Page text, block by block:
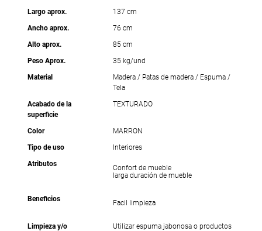
Largo aprox.
137 cm
Ancho aprox.
76 cm
Alto aprox.
85 cm
Peso Aprox.
35 kg/und
Material
Madera / Patas de madera / Espuma /
Tela
Acabado de la
superficie
TEXTURADO
Color
MARRON
Tipo de uso
Interiores
Atributos
Confort de mueble
larga duración de mueble
Beneficios Facil limpieza
Limpieza y/o
Utilizar espuma jabonosa o productos